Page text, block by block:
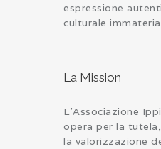
espressione
culturale
La Mission
L’Associazione
opera per la
la valorizzazione